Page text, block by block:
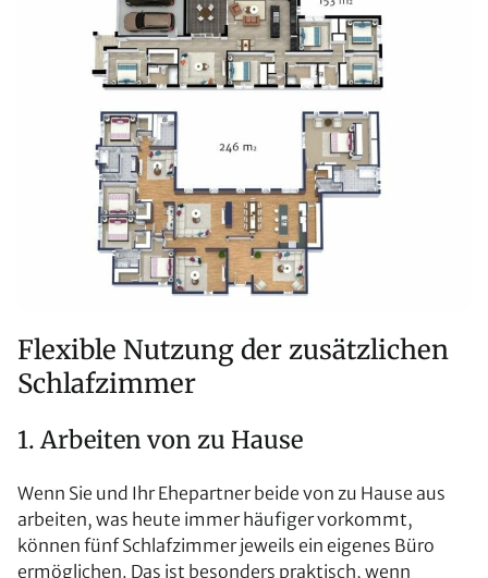
Flexible Nutzung der zusätzlichen
Schlafzimmer
1. Arbeiten von zu Hause
Wenn Sie und Ihr Ehepartner beide von zu Hause aus
arbeiten, was heute immer häufiger vorkommt,
können fünf Schlafzimmer jeweils ein eigenes Büro
ermöglichen. Das ist besonders praktisch, wenn